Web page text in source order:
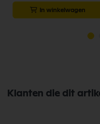
In winkelwagen
Klanten die dit